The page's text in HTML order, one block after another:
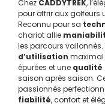
Chez CADDYTREK,
pour offrir aux golfeurs
Reconnu pour sa
chariot allie
les parcours vallonnés.
d’utilisation maximal
épurées et une qualité
saison après saison.
passionnés
fiabilité, confort et